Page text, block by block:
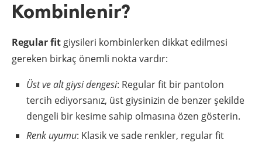
Kombinlenir?
Regular fit giysileri kombinlerken dikkat edilmesi
gereken birkaç önemli nokta vardır:
Üst ve alt giysi dengesi: Regular fit bir pantolon
tercih ediyorsanız, üst giysinizin de benzer şekilde
dengeli bir kesime sahip olmasına özen gösterin.
Renk uyumu: Klasik ve sade renkler, regular fit